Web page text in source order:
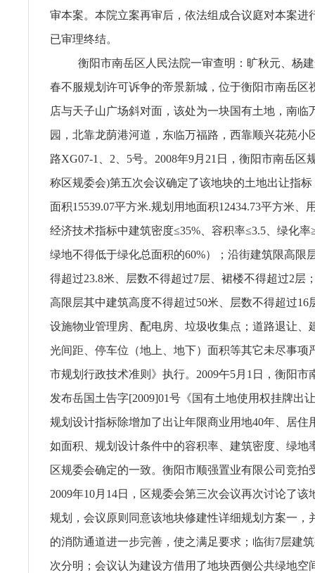
审本案。本院立案再审后，依法组成合议庭对本案进
已审理终结。
衡阳市南岳区人民法院一审查明：旷秋元、杨
春不服规划许可诉争的帝景新城，位于衡阳市南岳区
店与天子山广场斜对面，该处为一块国有土地，南临
园，北靠龙荫港河道，东临万福路，西靠顺兴花苑小
路XG07-1、2、5号。2008年9月21日，衡阳市南岳区
称区规委会)第五次会议确定了该地块的土地出让指
面积15539.07平方米.规划用地面积12434.73平方米、
经济技术指标中建筑密度≤35%、容积率≤3.5、绿化率
绿地不得低于绿化总面积的60%）；沿街建筑限高限
得超过23.8米、层数不得超过7层、裙楼不得超过2层
高限层其中建筑高度不得超过50米、层数不得超过16
设施物业管理房、配电房、垃圾收集点；道路退让、
光间距、停车位（地上、地下）面积等其它未尽事项
市规划行政技术准则》执行。2009午5月1日，衡阳市
发布岳国土告字[2009]01号《国有土地使用权挂牌出
规划设计指标除增加了出让年限商业用地40年、居住
如面积、规划设计条件中的容积率、建筑密度、绿地
区规委会确定的一致。衡阳市顺强置业有限公司竞拍
2009年10月14日，区规委会第三次会议再次讨论了该
规划，会议原则同意该地块修建性详细规划方案一，
的消防通道进一步完善，使之满足要求；临街7层建
次分明；会议认为建设方借用了地块西侧公共绿地空